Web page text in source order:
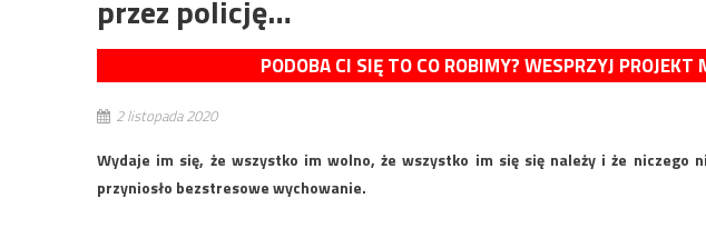
przez policję…
PODOBA CI SIĘ TO CO ROBIMY? WESPRZYJ PROJEKT
2 listopada 2020
Wydaje im się, że wszystko im wolno, że wszystko im się się należy i że niczego
przyniosło bezstresowe wychowanie.